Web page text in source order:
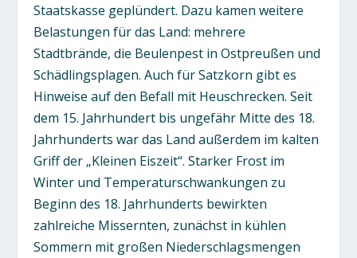
Staatskasse geplündert. Dazu kamen weitere
Belastungen für das Land: mehrere
Stadtbrände, die Beulenpest in Ostpreußen und
Schädlingsplagen. Auch für Satzkorn gibt es
Hinweise auf den Befall mit Heuschrecken. Seit
dem 15. Jahrhundert bis ungefähr Mitte des 18.
Jahrhunderts war das Land außerdem im kalten
Griff der „Kleinen Eiszeit“. Starker Frost im
Winter und Temperaturschwankungen zu
Beginn des 18. Jahrhunderts bewirkten
zahlreiche Missernten, zunächst in kühlen
Sommern mit großen Niederschlagsmengen